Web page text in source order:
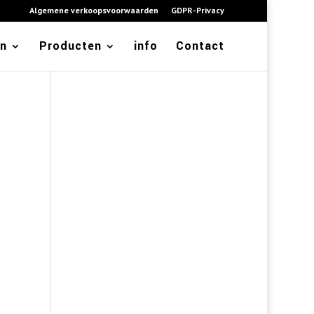
Algemene verkoopsvoorwaarden GDPR-Privacy
Producten info Contact